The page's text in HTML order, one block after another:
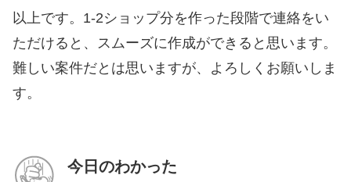
以上です。1-2ショップ分を作った段階で連絡をい
ただけると、スムーズに作成ができると思います。
難しい案件だとは思いますが、よろしくお願いしま
す。
今日のわかった